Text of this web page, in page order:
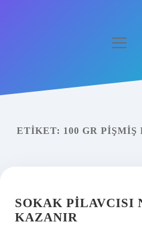
Yasal Uyarı
ETIKET: 100 GR
SOKAK PILAVCISI
KAZANIR